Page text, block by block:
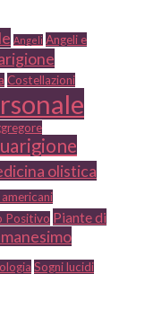
Angeli Angeli e
Costellazioni
olistica
Positivo Piante di
Sogni lucidi